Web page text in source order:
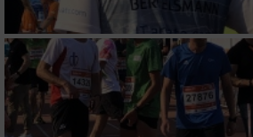
personalisierter Inhalte
Messung der Werbeleistung
Messung der Performance von Inhalten